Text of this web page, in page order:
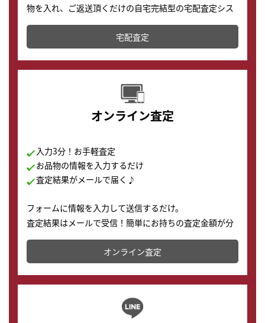
物を入れ、ご返送頂くだけの自宅完結型の宅配査定シス
テムです。
配送でも簡単&安全に査定・買取に出すことが可能で
す。
宅配査定
オンライン査定
入力3分！お手軽査定
お品物の情報を入力するだけ
査定結果がメールで届く♪
フォームに情報を入力して送信するだけ。
査定結果はメールで受信！簡単にお持ちの査定金額が分
かります。
オンライン査定